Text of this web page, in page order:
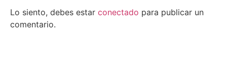
Lo siento, debes estar conectado para publicar un
comentario.